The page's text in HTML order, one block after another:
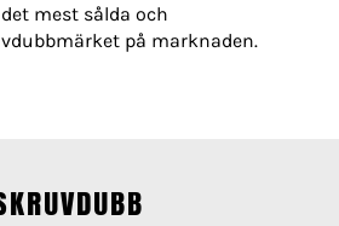
mest sålda och
på marknaden.